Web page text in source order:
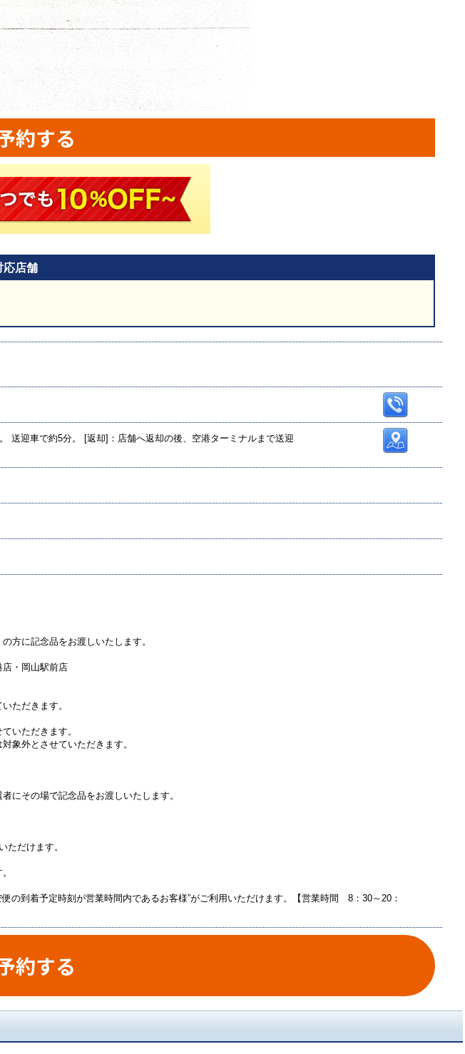
約する
応店舗
送迎車で約5分。 [返却]：店舗へ返却の後、空港ターミナルまで送迎
方に記念品をお渡しいたします。
・岡山駅前店
ただきます。
いただきます。
象外とさせていただきます。
にその場で記念品をお渡しいたします。
ただけます。
便の到着予定時刻が営業時間内であるお客様”がご利用いただけます。【営業時間 8：30～20：
約する